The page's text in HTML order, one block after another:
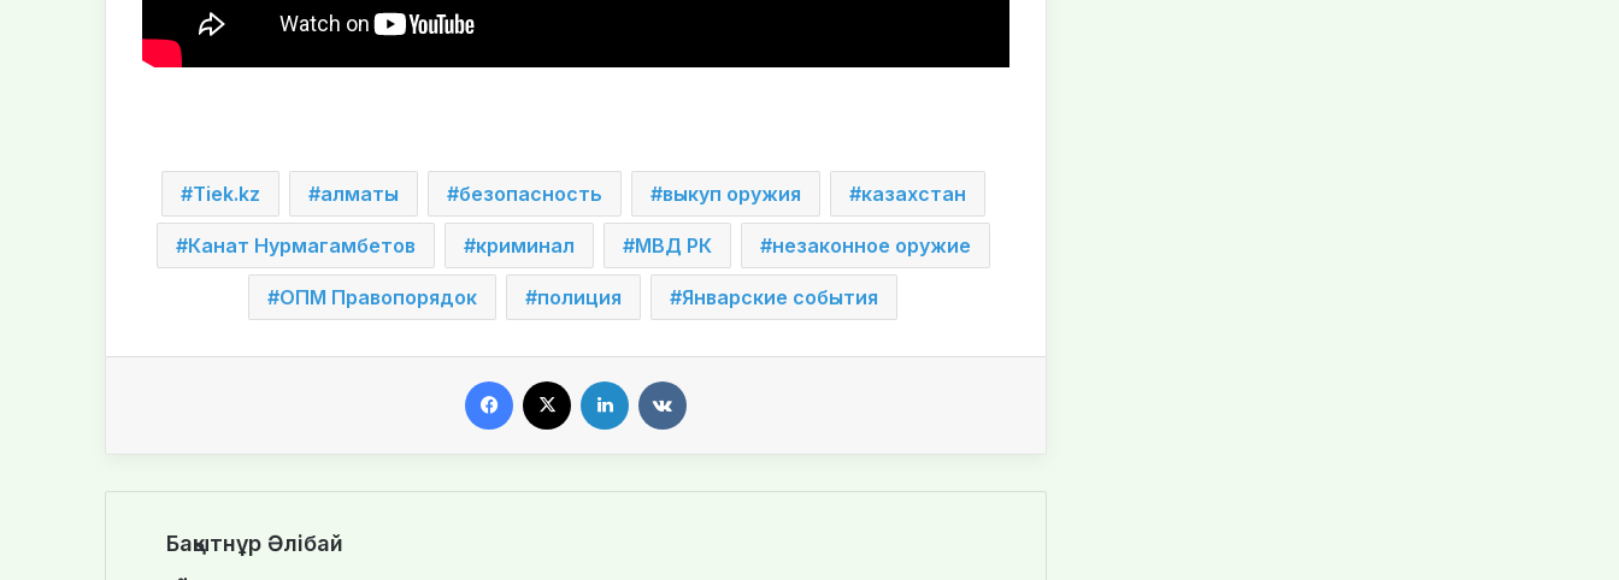
Tiek.kz алматы безопасность выкуп оружия казахстан
Канат Нурмагамбетов криминал МВД РК незаконное оружие
ОПМ Правопорядок полиция Январские события
Бақытнұр Әлібай